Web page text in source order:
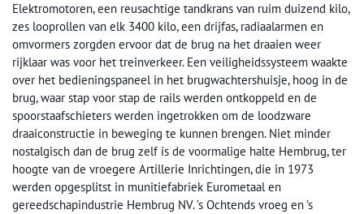
Elektromotoren, een reusachtige tandkrans van ruim duizend kilo,
zes looprollen van elk 3400 kilo, een drijfas, radiaalarmen en
omvormers zorgden ervoor dat de brug na het draaien weer
rijklaar was voor het treinverkeer. Een veiligheidssysteem waakte
over het bedieningspaneel in het brugwachtershuisje, hoog in de
brug, waar stap voor stap de rails werden ontkoppeld en de
spoorstaafschieters werden ingetrokken om de loodzware
draaiconstructie in beweging te kunnen brengen. Niet minder
nostalgisch dan de brug zelf is de voormalige halte Hembrug, ter
hoogte van de vroegere Artillerie Inrichtingen, die in 1973
werden opgesplitst in munitiefabriek Eurometaal en
gereedschapindustrie Hembrug NV. ’s Ochtends vroeg en ’s